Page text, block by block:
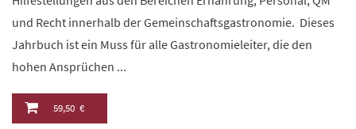
und Recht innerhalb der Gemeinschaftsgastronomie. Dieses
Jahrbuch ist ein Muss für alle Gastronomieleiter, die den
hohen Ansprüchen ...
59,50 €